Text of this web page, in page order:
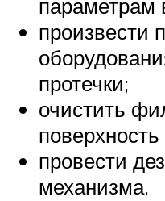
параметрам
произвести
протечки;
очистить
провести
механизма.